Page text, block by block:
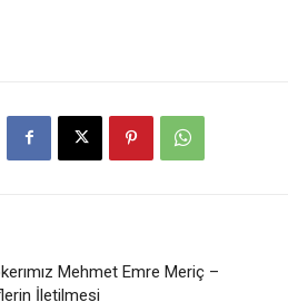
Mehmet Emre Meriç –
İletilmesi